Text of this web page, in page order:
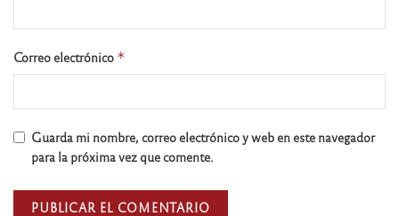
Correo electrónico *
Guarda mi nombre, correo electrónico y web en este navegador
para la próxima vez que comente.